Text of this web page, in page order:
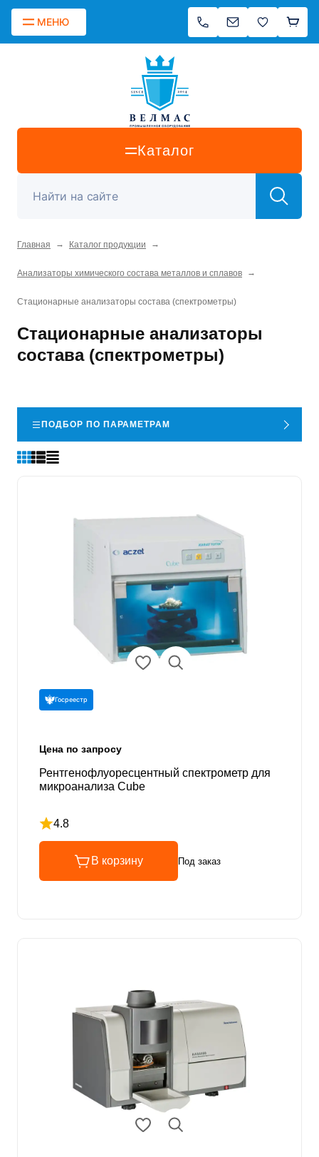
МЕНЮ
Каталог
Главная → Каталог продукции →
Анализаторы химического состава металлов и сплавов →
Стационарные анализаторы состава (спектрометры)
Стационарные анализаторы
состава (спектрометры)
ПОДБОР ПО ПАРАМЕТРАМ
Госреестр
Цена по запросу
Рентгенофлуоресцентный спектрометр для
микроанализа Cube
4.8
Рейтинг 4.8 из 5
В корзину Под заказ